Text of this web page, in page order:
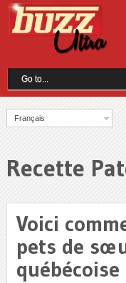
Français
Recette
Voici
pets de